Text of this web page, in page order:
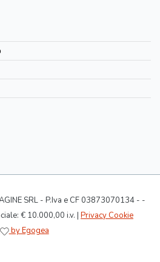
SRL - P.Iva e CF 03873070134 - -
€ 10.000,00 i.v. | Privacy Cookie
by Egogea